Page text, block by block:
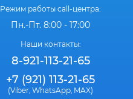
Режим работы call-центра:
Пн.-Пт. 8:00 - 17:00
Наши контакты:
8-921-113-21-65
+7 (921) 113-21-65
(Viber, WhatsApp, MAX)